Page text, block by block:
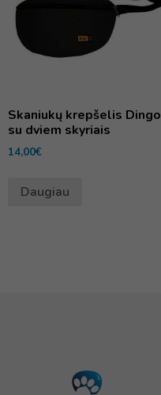
Skaniukų krepšelis Dingo
su dviem skyriais
14,00€
Daugiau